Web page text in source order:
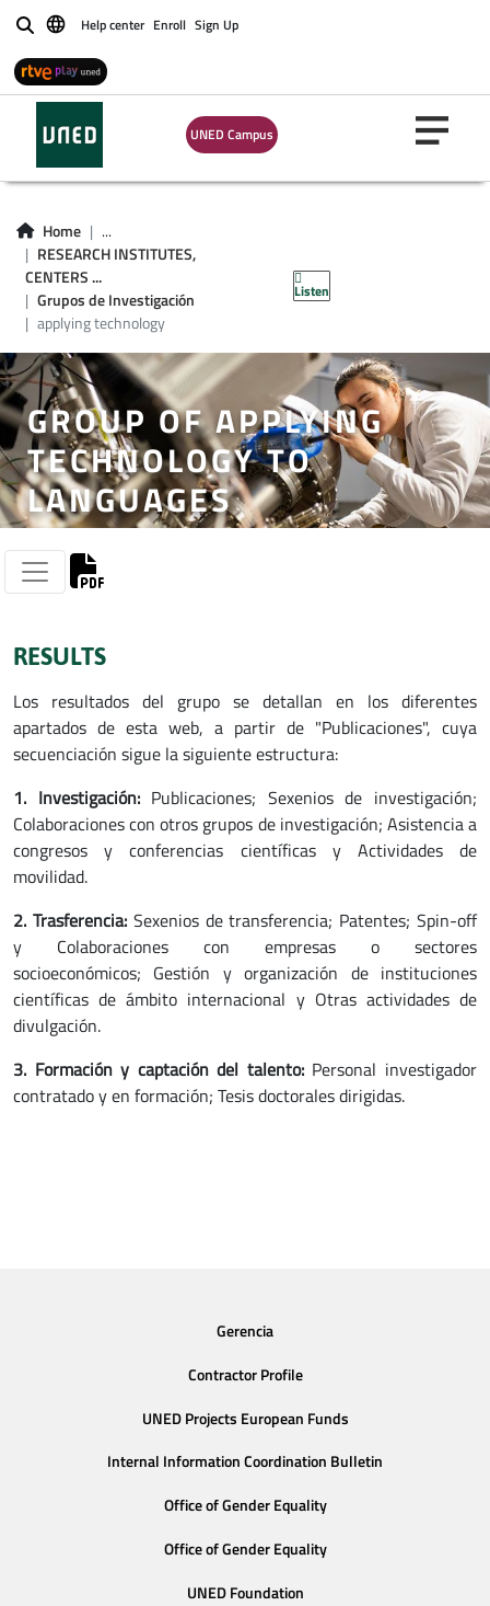
BuscarHelp center Enroll Sign Up
UNED Campus
Home
...
RESEARCH INSTITUTES,
CENTERS ...
Grupos de Investigación
applying technology
Listen
GROUP OF APPLYING
TECHNOLOGY TO
LANGUAGES
RESULTS
Los resultados del grupo se detallan en los diferentes
apartados de esta web, a partir de "Publicaciones", cuya
secuenciación sigue la siguiente estructura:
1. Investigación: Publicaciones; Sexenios de investigación;
Colaboraciones con otros grupos de investigación; Asistencia a
congresos y conferencias científicas y Actividades de
movilidad.
2. Trasferencia:Sexenios de transferencia; Patentes; Spin-off
y Colaboraciones con empresas o sectores
socioeconómicos; Gestión y organización de instituciones
científicas de ámbito internacional y Otras actividades de
divulgación.
3. Formación y captación del talento:Personal investigador
contratado y en formación; Tesis doctorales dirigidas.
Gerencia
Contractor Profile
UNED Projects European Funds
Internal Information Coordination Bulletin
Office of Gender Equality
Office of Gender Equality
UNED Foundation